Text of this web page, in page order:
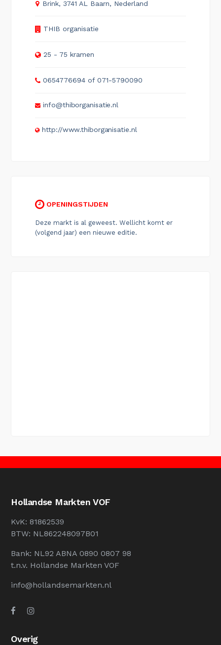
Brink, 3741 AL Baarn, Nederland
THIB organisatie
25 - 75 kramen
0654776694 of 071-5790090
info@thiborganisatie.nl
http://www.thiborganisatie.nl
OPENINGSTIJDEN
Deze markt is al geweest. Wellicht komt er
(volgend jaar) een nieuwe editie.
Hollandse Markten VOF
KvK: 81862539
BTW: NL862248097B01
Bank: NL92 ABNA 0890 0807 98
t.n.v. Hollandse Markten VOF
info@hollandsemarkten.nl
Overig